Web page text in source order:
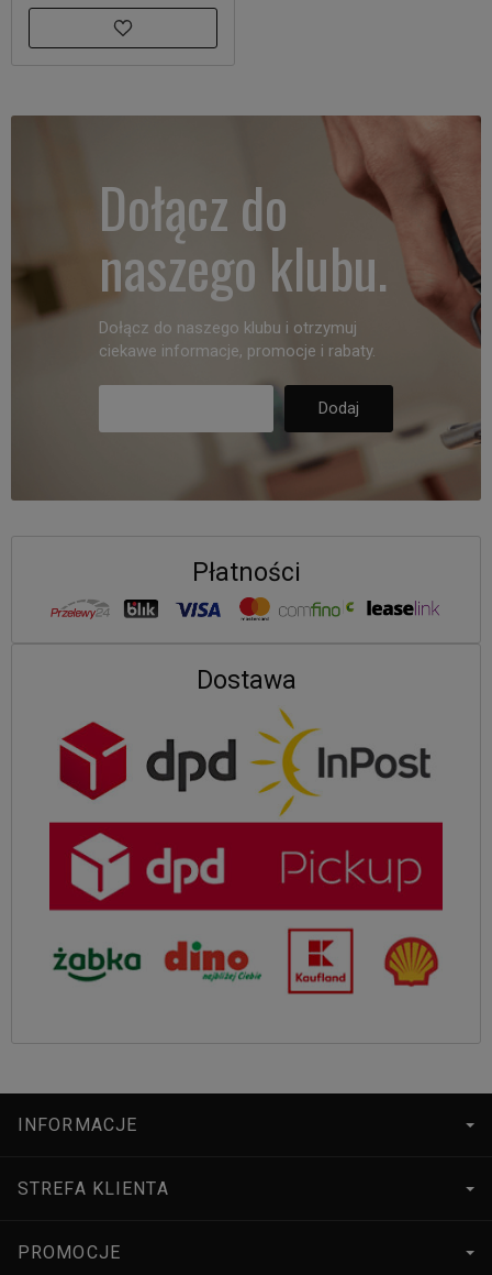
Dołącz do
naszego klubu.
Dołącz do naszego klubu i otrzymuj
ciekawe informacje, promocje i rabaty.
Płatności
Dostawa
INFORMACJE
STREFA KLIENTA
PROMOCJE